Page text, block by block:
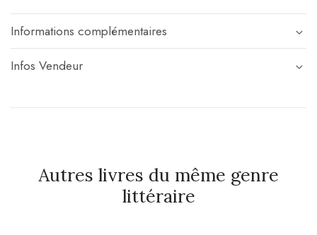
Informations complémentaires
Infos Vendeur
Autres livres du même genre
littéraire